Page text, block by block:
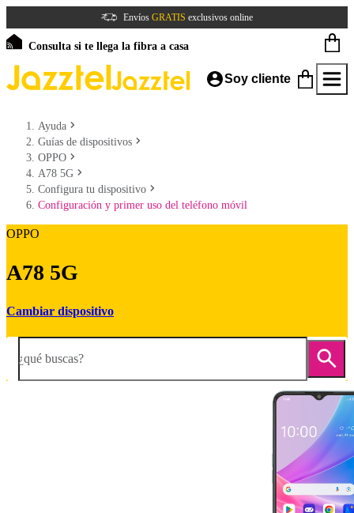
Envíos GRATIS exclusivos online
Consulta si te llega la fibra a casa
Soy cliente
Ayuda
Guías de dispositivos
OPPO
A78 5G
Configura tu dispositivo
Configuración y primer uso del teléfono móvil
OPPO
A78 5G
Cambiar dispositivo
¿qué buscas?